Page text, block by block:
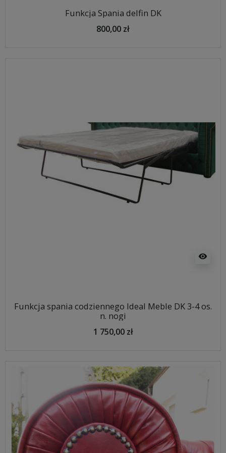
Funkcja Spania delfin DK
800,00 zł
visibility
Funkcja spania codziennego Ideal Meble DK 3-4 os.
n. nogi
1 750,00 zł